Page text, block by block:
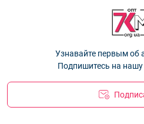
Кепка детская "NewY" хлопок
Кепка детская "Кугуар" хлопок
Оптом 26Д47— 94.50 ₴
Узнавайте первым об
Подпишитесь на